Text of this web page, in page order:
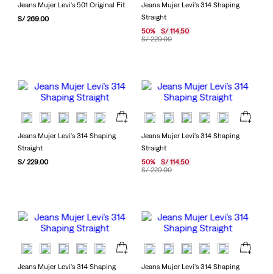
Jeans Mujer Levi's 501 Original Fit
S/ 269.00
Jeans Mujer Levi's 314 Shaping
Straight
S/ 229.00
50% S/ 114.50
Jeans Mujer Levi's 314 Shaping
Straight
S/ 229.00
Jeans Mujer Levi's 314 Shaping
Straight
S/ 229.00
50% S/ 114.50
Jeans Mujer Levi's 314 Shaping
Jeans Mujer Levi's 314 Shaping